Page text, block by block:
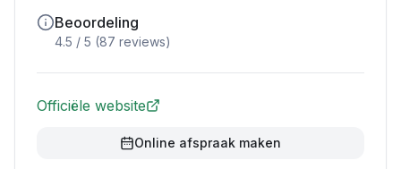
Beoordeling
4.5 / 5 (87 reviews)
Officiële website
Online afspraak maken